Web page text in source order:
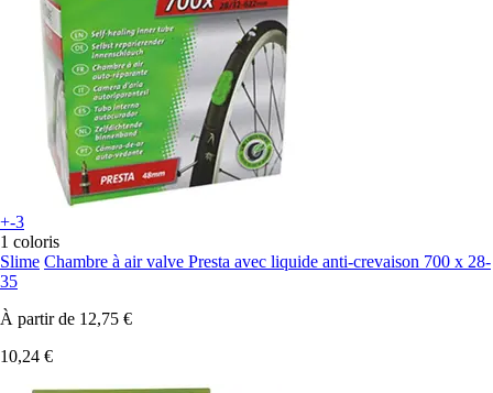
+-3
1 coloris
Slime Chambre à air valve Presta avec liquide anti-crevaison 700 x 28-
35
À partir de 12,75 €
10,24 €